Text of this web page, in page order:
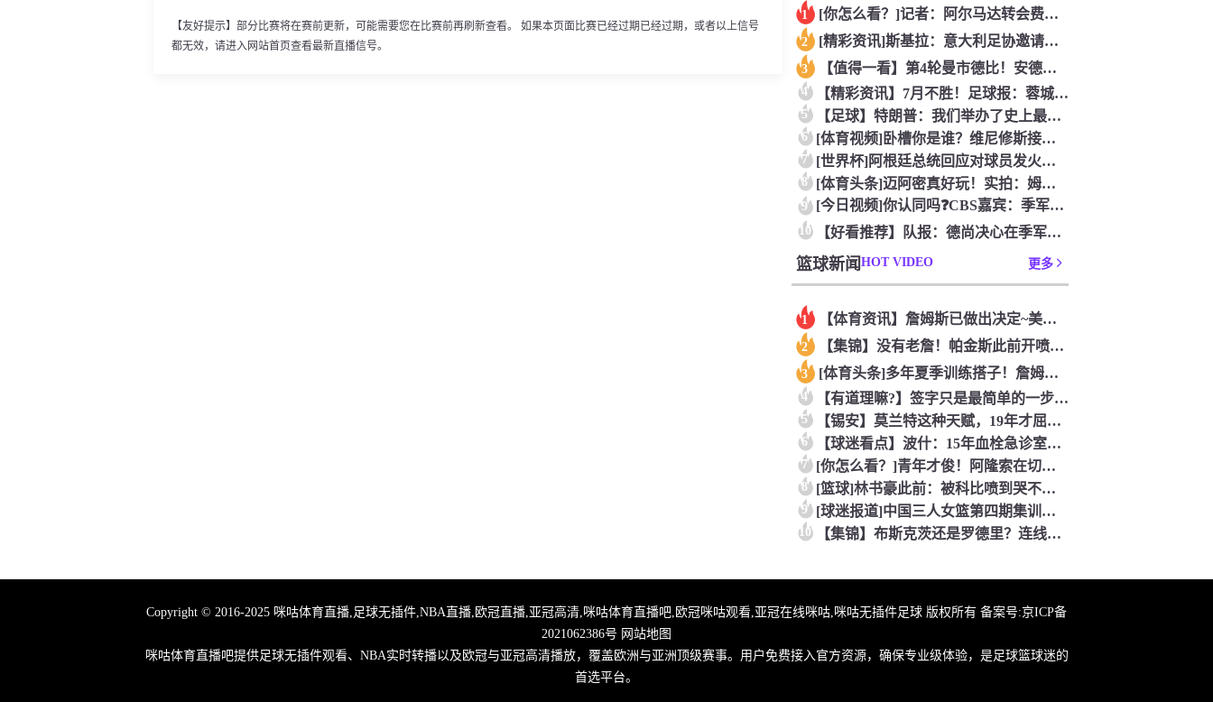
【友好提示】部分比赛将在赛前更新，可能需要您在比赛前再刷新查看。 如果本页面比赛已经过期已经过期，或者以上信号
都无效，请进入网站首页查看最新直播信号。
1 [你怎么看？]记者：阿尔马达转会费固定金额约2300万欧，外
2 [精彩资讯]斯基拉：意大利足协邀请布冯担任国家队领队，但遭到
3 【值得一看】第4轮曼市德比！安德森：从我知道曼市，曼城就是这
4 【精彩资讯】7月不胜！足球报：蓉城双冠王梦碎，近期成绩下滑要
5 【足球】特朗普：我们举办了史上最成功的一届世界杯
6 [体育视频]卧槽你是谁？维尼修斯接受下巴轮廓医美塑形，突然变
7 [世界杯]阿根廷总统回应对球员发火传言：我疯了才怪球员？全是
8 [体育头条]迈阿密真好玩！实拍：姆巴佩和女友被路人拍到在夜店
9 [今日视频]你认同吗❓️CBS嘉宾：季军赛的数据不应算进去，
10 【好看推荐】队报：德尚决心在季军赛体面告别，不希望以两连败收
篮球新闻 HOT VIDEO 更多
1 【体育资讯】詹姆斯已做出决定~美记：NBA预计会如期公布新赛
2 【集锦】没有老詹！帕金斯此前开喷：湖人靠东契奇和里夫斯没人会
3 [体育头条]多年夏季训练搭子！詹姆斯此前已经和马克西一同训练
4 【有道理嘛?】签字只是最简单的一步！米兰继续补充生力军！
5 【锡安】莫兰特这种天赋，19年才屈居第二，原来是出了锡安这个
6 【球迷看点】波什：15年血栓急诊室吸氧看到球队交易，我仍想复
7 [你怎么看？]青年才俊！阿隆索在切尔西上任后的第七堂训练课！
8 [篮球]林书豪此前：被科比喷到哭不是真的，但我和他曾五个月没
9 [球迷报道]中国三人女篮第四期集训开启 全力备战亚运会&奥运
10 【集锦】布斯克茨还是罗德里？连线博斯克：大师的选择会是谁？
Copyright © 2016-2025 咪咕体育直播,足球无插件,NBA直播,欧冠直播,亚冠高清,咪咕体育直播吧,欧冠咪咕观看,亚冠在线咪咕,咪咕无插件足球 版权所有 备案号:京ICP备
2021062386号 网站地图
咪咕体育直播吧提供足球无插件观看、NBA实时转播以及欧冠与亚冠高清播放，覆盖欧洲与亚洲顶级赛事。用户免费接入官方资源，确保专业级体验，是足球篮球迷的
首选平台。